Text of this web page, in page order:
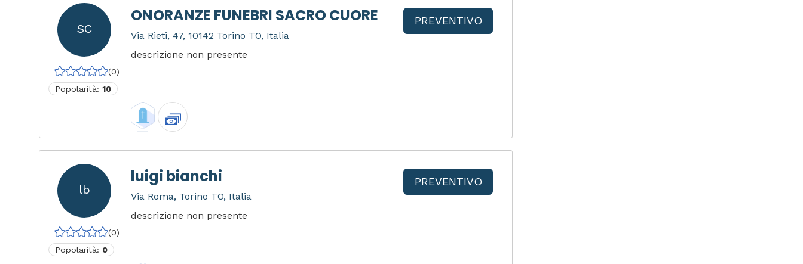
SC
(0)
Popolarità: 10
ONORANZE FUNEBRI SACRO CUORE
Via Rieti, 47, 10142 Torino TO, Italia
descrizione non presente
PREVENTIVO
lb
(0)
Popolarità: 0
luigi bianchi
Via Roma, Torino TO, Italia
descrizione non presente
PREVENTIVO